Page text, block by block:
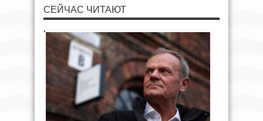
СЕЙЧАС ЧИТАЮТ